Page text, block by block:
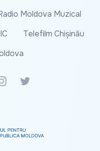
Moldova Muzical
Telefilm Chișinău
Twitter